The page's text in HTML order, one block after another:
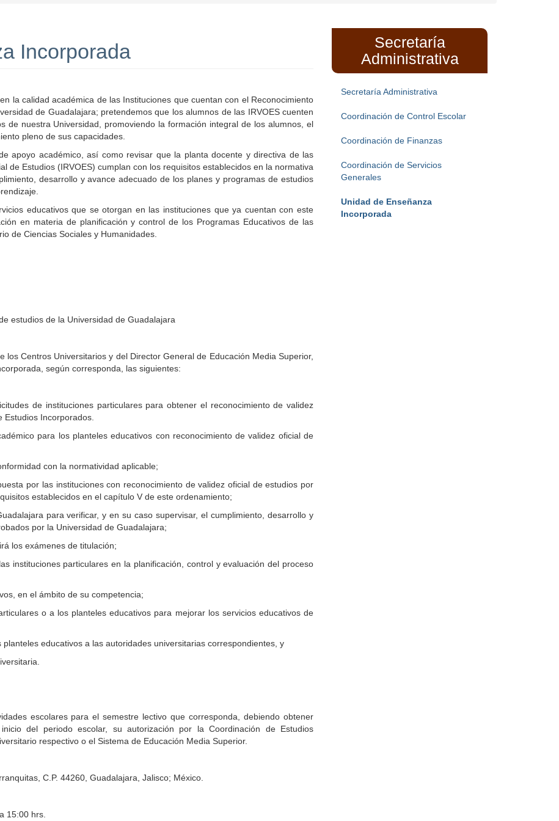
Incorporada
la calidad académica de las Instituciones que cuentan con el Reconocimiento
de Guadalajara; pretendemos que los alumnos de las IRVOES cuenten
de nuestra Universidad, promoviendo la formación integral de los alumnos, el
pleno de sus capacidades.
apoyo académico, así como revisar que la planta docente y directiva de las
de Estudios (IRVOES) cumplan con los requisitos establecidos en la normativa
desarrollo y avance adecuado de los planes y programas de estudios
educativos que se otorgan en las instituciones que ya cuentan con este
en materia de planificación y control de los Programas Educativos de las
de Ciencias Sociales y Humanidades.
estudios de la Universidad de Guadalajara
Centros Universitarios y del Director General de Educación Media Superior,
según corresponda, las siguientes:
de instituciones particulares para obtener el reconocimiento de validez
Incorporados.
para los planteles educativos con reconocimiento de validez oficial de
con la normatividad aplicable;
por las instituciones con reconocimiento de validez oficial de estudios por
establecidos en el capítulo V de este ordenamiento;
para verificar, y en su caso supervisar, el cumplimiento, desarrollo y
por la Universidad de Guadalajara;
los exámenes de titulación;
instituciones particulares en la planificación, control y evaluación del proceso
en el ámbito de su competencia;
o a los planteles educativos para mejorar los servicios educativos de
educativos a las autoridades universitarias correspondientes, y
escolares para el semestre lectivo que corresponda, debiendo obtener
del periodo escolar, su autorización por la Coordinación de Estudios
respectivo o el Sistema de Educación Media Superior.
C.P. 44260, Guadalajara, Jalisco; México.
15:00 hrs.
Secretaría
Administrativa
Secretaría Administrativa
Coordinación de Control Escolar
Coordinación de Finanzas
Coordinación de Servicios
Generales
Unidad de Enseñanza
Incorporada